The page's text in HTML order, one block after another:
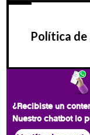
Política
¿Recibiste un
Nuestro chatbot lo